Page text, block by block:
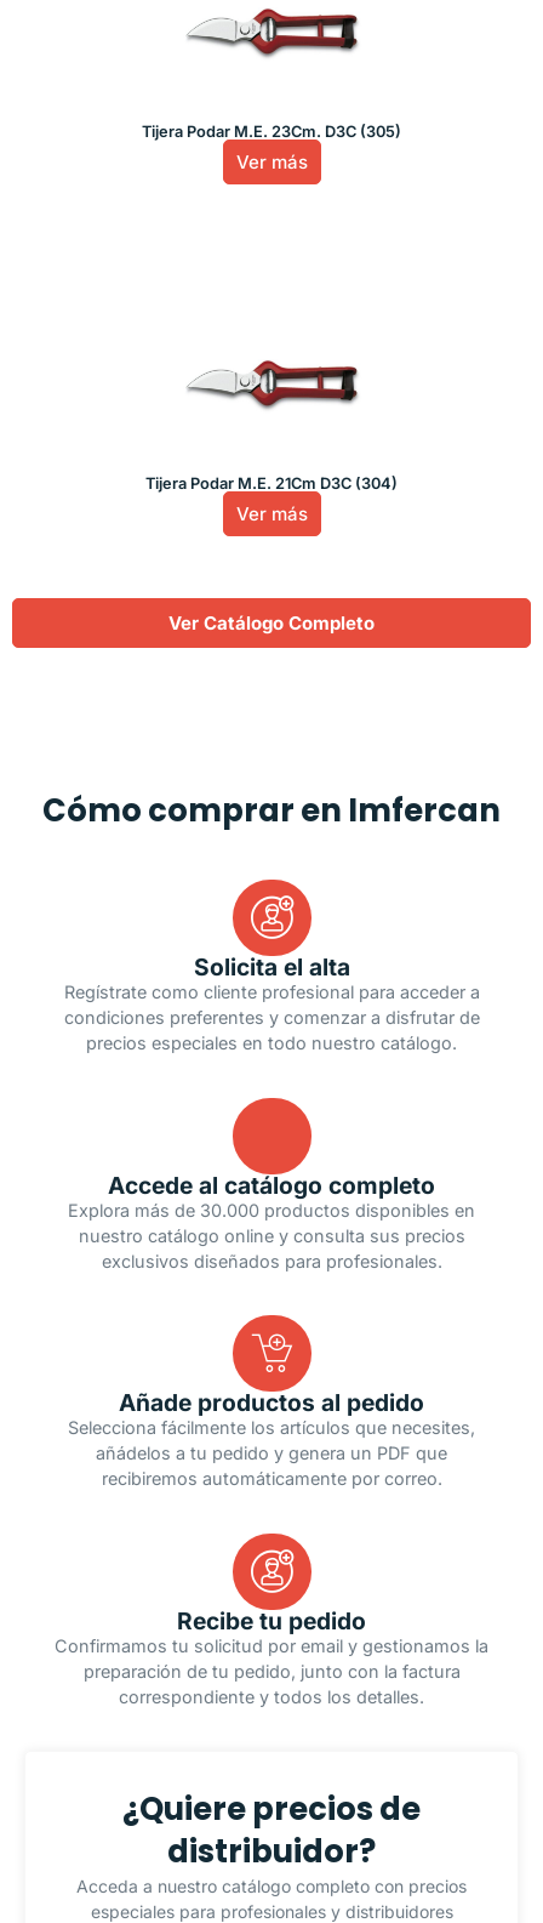
Tijera Podar M.E. 23Cm. D3C (305)
Ver más
Tijera Podar M.E. 21Cm D3C (304)
Ver más
Ver Catálogo Completo
Cómo comprar en Imfercan
Solicita el alta
Regístrate como cliente profesional para acceder a
condiciones preferentes y comenzar a disfrutar de
precios especiales en todo nuestro catálogo.
Accede al catálogo completo
Explora más de 30.000 productos disponibles en
nuestro catálogo online y consulta sus precios
exclusivos diseñados para profesionales.
Añade productos al pedido
Selecciona fácilmente los artículos que necesites,
añádelos a tu pedido y genera un PDF que
recibiremos automáticamente por correo.
Recibe tu pedido
Confirmamos tu solicitud por email y gestionamos la
preparación de tu pedido, junto con la factura
correspondiente y todos los detalles.
¿Quiere precios de
distribuidor?
Acceda a nuestro catálogo completo con precios
especiales para profesionales y distribuidores